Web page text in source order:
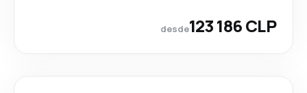
desde123 186 CLP